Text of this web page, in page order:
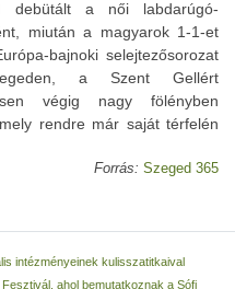
debütált a női labdarúgó-
miután a magyarok 1-1-et
bajnoki selejtezősorozat
a Szent Gellért
végig nagy fölényben
rendre már saját térfelén
Forrás: Szeged 365
intézményeinek kulisszatitkaival
ahol bemutatkoznak a Sófi